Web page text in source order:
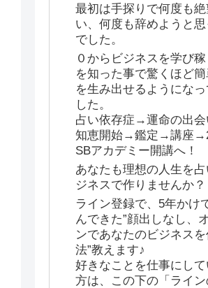
最初は手探りで何度も
い、何度も辞めようと思
でした。
０からビジネスを学び
を知った事で驚くほど簡
を生み出せるようになっ
した。
占い依存症→運命の出
知恵開始→鑑定→講座
SBアカデミー開講へ！
あなたも理想の人生を
ジネスで作りませんか？
ライン登録で、5年かけ
んできた”顔出しなし、
ンであなたのビジネス
法”教えます♪
好きなことを仕事にし
方は、この下の「ライン